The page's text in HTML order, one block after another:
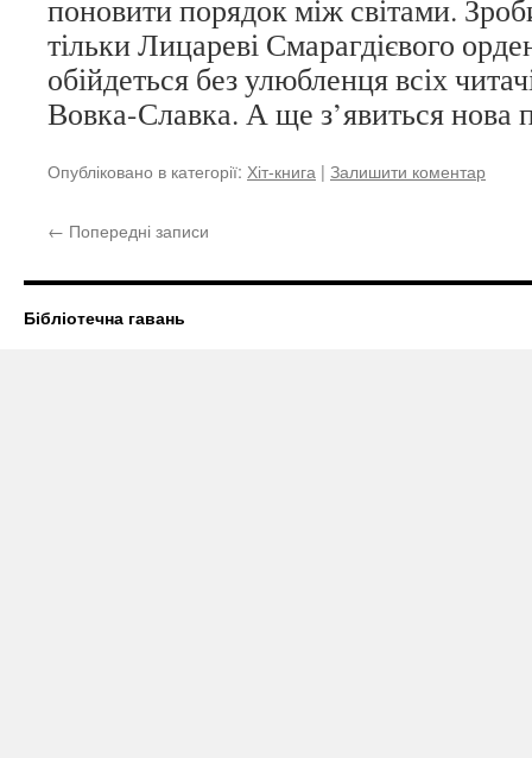
поновити порядок між світами.
тільки Лицареві Смарагдієвого
обійдеться без улюбленця всіх
Вовка-Славка. А ще з’явиться нова
Опубліковано в категорії: Хіт-книга | Залишити коментар
← Попередні записи
Бібліотечна гавань